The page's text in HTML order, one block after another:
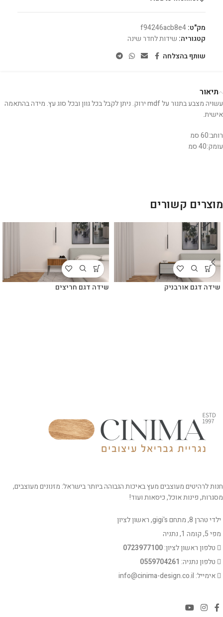
מק"ט:f94246acb8e4
קטגוריה: שידות לחדר שינה
שותף בהצלחה
תיאור
עשויה מצבע בתנור על mdf ירוק. ניתן לקבל בכל גוון ובכל סוג עץ. מידה בהתאמה
אישית.
רוחב:60 סמ
עומק:40 סמ
מוצרים קשורים
שידה דגם אורבניק שידה דגם חריצים
חנות לרהיטים מעוצבים מעץ באיכות הגבוהה ביותר בישראל: מזנונים מעוצבים,
מסגרות, פינות אוכל, כיסאות ועוד!
ילדי טהרן 8, מתחם gigi's, ראשון לציון
מפי 5, קומה 1, נתניה
טלפון ראשון לציון:0723977100
טלפון נתניה: 0559704261
אימייל: info@cinima-design.co.il